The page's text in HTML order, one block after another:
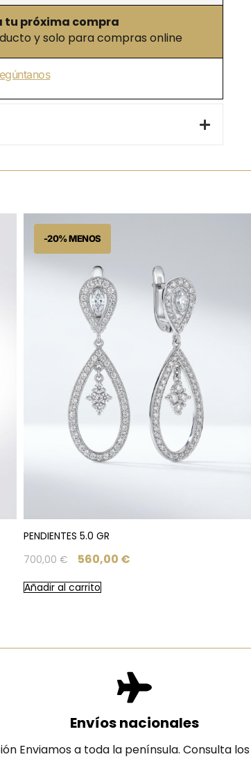
tu próxima compra
y solo para compras online
PENDIENTES 5.0 GR
700,00 € 560,00 €
Añadir al carrito
Envíos nacionales
Enviamos a toda la península. Consulta los